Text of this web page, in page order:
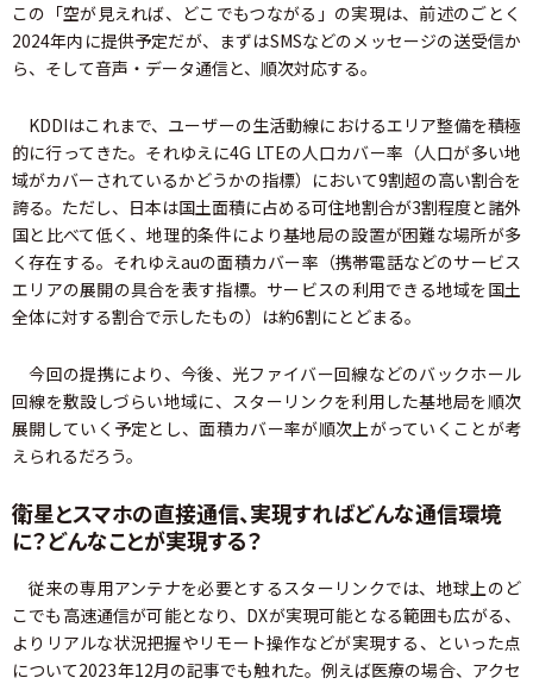
この「空が見えれば、どこでもつながる」の実現は、前述のごとく
2024年内に提供予定だが、まずはSMSなどのメッセージの送受信か
ら、そして音声・データ通信と、順次対応する。
KDDIはこれまで、ユーザーの生活動線におけるエリア整備を積極
的に行ってきた。それゆえに4G LTEの人口カバー率（人口が多い地
域がカバーされているかどうかの指標）において9割超の高い割合を
誇る。ただし、日本は国土面積に占める可住地割合が3割程度と諸外
国と比べて低く、地理的条件により基地局の設置が困難な場所が多
く存在する。それゆえauの面積カバー率（携帯電話などのサービス
エリアの展開の具合を表す指標。サービスの利用できる地域を国土
全体に対する割合で示したもの）は約6割にとどまる。
今回の提携により、今後、光ファイバー回線などのバックホール
回線を敷設しづらい地域に、スターリンクを利用した基地局を順次
展開していく予定とし、面積カバー率が順次上がっていくことが考
えられるだろう。
衛星とスマホの直接通信、実現すればどんな通信環境
に？どんなことが実現する？
従来の専用アンテナを必要とするスターリンクでは、地球上のど
こでも高速通信が可能となり、DXが実現可能となる範囲も広がる、
よりリアルな状況把握やリモート操作などが実現する、といった点
について2023年12月の記事でも触れた。例えば医療の場合、アクセ